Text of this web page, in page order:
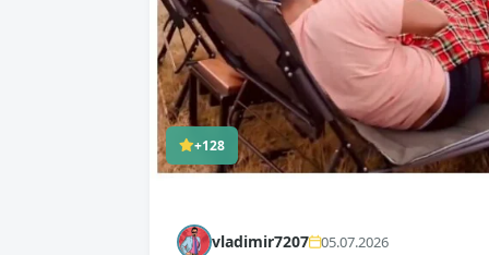
+128
vladimir7207 05.07.2026